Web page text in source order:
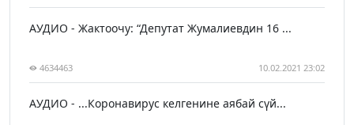
АУДИО - Жактоочу: “Депутат Жумалиевдин 16 ...
4634463 10.02.2021 23:02
АУДИО - ...Коронавирус келгенине аябай сүй...